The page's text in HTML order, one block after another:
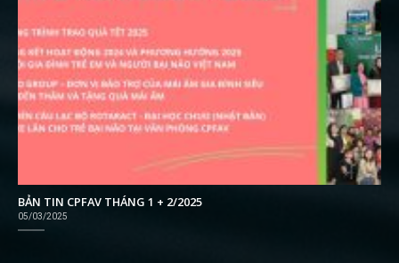
BẢN TIN CPFAV THÁNG 1 + 2/2025
05/03/2025